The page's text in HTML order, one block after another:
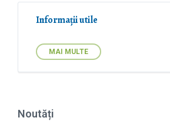
Informații utile
MAI MULTE
Noutăți